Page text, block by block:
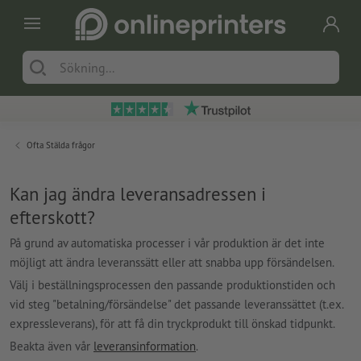
Ofta Stälda frågor
Kan jag ändra leveransadressen i
efterskott?
På grund av automatiska processer i vår produktion är det inte
möjligt att ändra leveranssätt eller att snabba upp försändelsen.
Välj i beställningsprocessen den passande produktionstiden och
vid steg "betalning/försändelse" det passande leveranssättet (t.ex.
expressleverans), för att få din tryckprodukt till önskad tidpunkt.
Beakta även vår leveransinformation.